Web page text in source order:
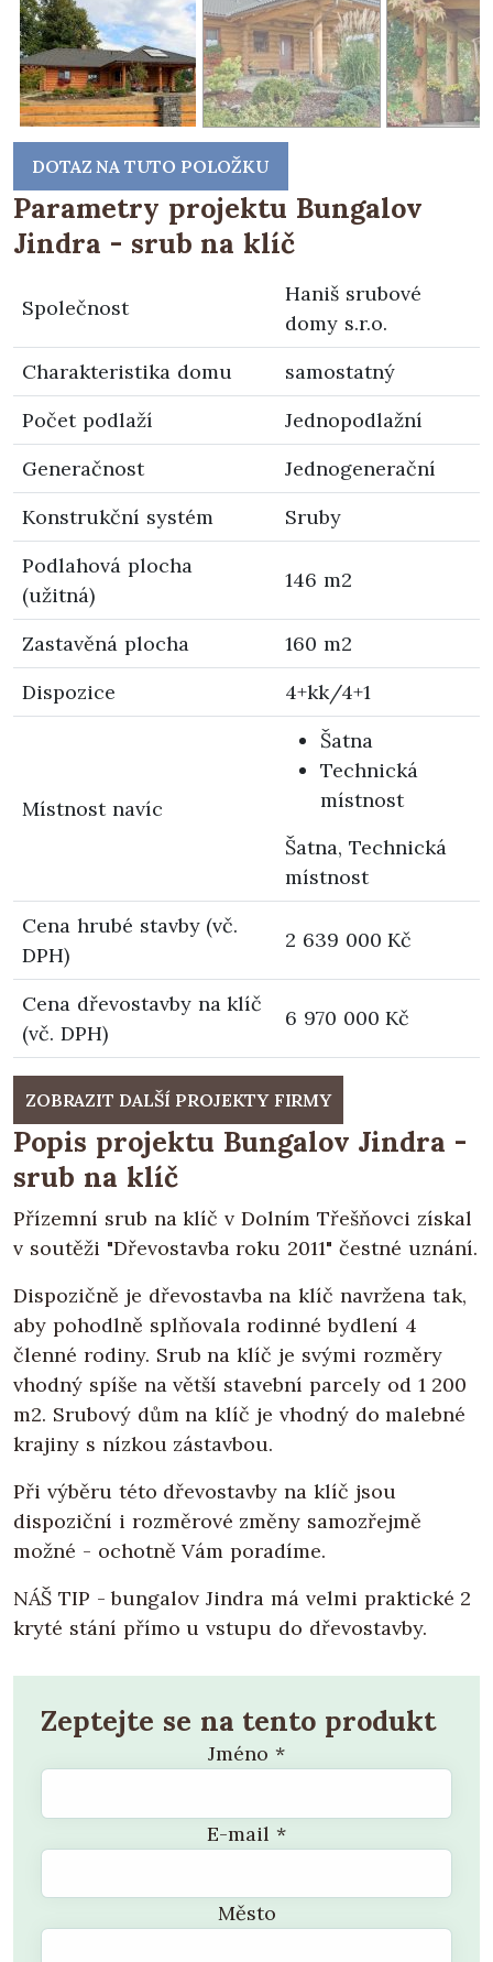
DOTAZ NA TUTO POLOŽKU
Parametry projektu Bungalov
Jindra - srub na klíč
Společnost
Haniš srubové
domy s.r.o.
Charakteristika domu
samostatný
Počet podlaží
Jednopodlažní
Generačnost
Jednogenerační
Konstrukční systém
Sruby
Podlahová plocha
(užitná)
146 m2
Zastavěná plocha
160 m2
Dispozice
4+kk/4+1
Místnost navíc
Šatna
Technická
místnost
Šatna, Technická
místnost
Cena hrubé stavby (vč.
DPH)
2 639 000 Kč
Cena dřevostavby na klíč
(vč. DPH)
6 970 000 Kč
ZOBRAZIT DALŠÍ PROJEKTY FIRMY
Popis projektu Bungalov Jindra -
srub na klíč
Přízemní srub na klíč v Dolním Třešňovci získal
v soutěži "Dřevostavba roku 2011" čestné uznání.
Dispozičně je dřevostavba na klíč navržena tak,
aby pohodlně splňovala rodinné bydlení 4
členné rodiny. Srub na klíč je svými rozměry
vhodný spíše na větší stavební parcely od 1 200
m2. Srubový dům na klíč je vhodný do malebné
krajiny s nízkou zástavbou.
Při výběru této dřevostavby na klíč jsou
dispoziční i rozměrové změny samozřejmě
možné - ochotně Vám poradíme.
NÁŠ TIP - bungalov Jindra má velmi praktické 2
kryté stání přímo u vstupu do dřevostavby.
Zeptejte se na tento produkt
Jméno *
E-mail *
Město